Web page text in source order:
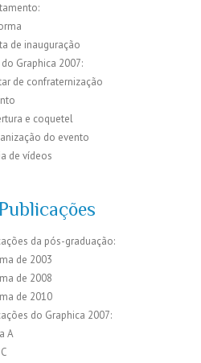
de inauguração
Graphica 2007:
de confraternização
e coquetel
do evento
de vídeos
da pós-graduação:
de 2003
de 2008
de 2010
do Graphica 2007:
A